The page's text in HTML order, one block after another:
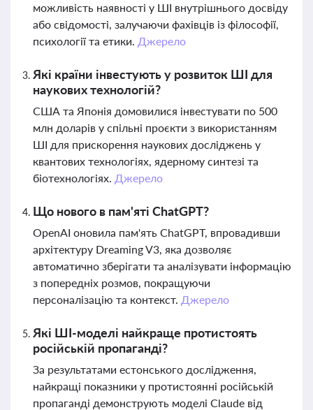
можливість наявності у ШІ внутрішнього досвіду
або свідомості, залучаючи фахівців із філософії,
психології та етики. Джерело
Які країни інвестують у розвиток ШІ для
наукових технологій?
США та Японія домовилися інвестувати по 500
млн доларів у спільні проєкти з використанням
ШІ для прискорення наукових досліджень у
квантових технологіях, ядерному синтезі та
біотехнологіях. Джерело
Що нового в пам'яті ChatGPT?
OpenAI оновила пам'ять ChatGPT, впровадивши
архітектуру Dreaming V3, яка дозволяє
автоматично зберігати та аналізувати інформацію
з попередніх розмов, покращуючи
персоналізацію та контекст. Джерело
Які ШІ-моделі найкраще протистоять
російській пропаганді?
За результатами естонського дослідження,
найкращі показники у протистоянні російській
пропаганді демонструють моделі Claude від